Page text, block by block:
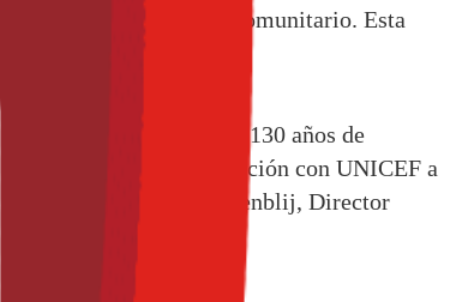
por parte de personal comunitario. Esta
experiencia de más de 130 años de
esquema de colaboración con UNICEF a
declaró Johannes Evenblij, Director